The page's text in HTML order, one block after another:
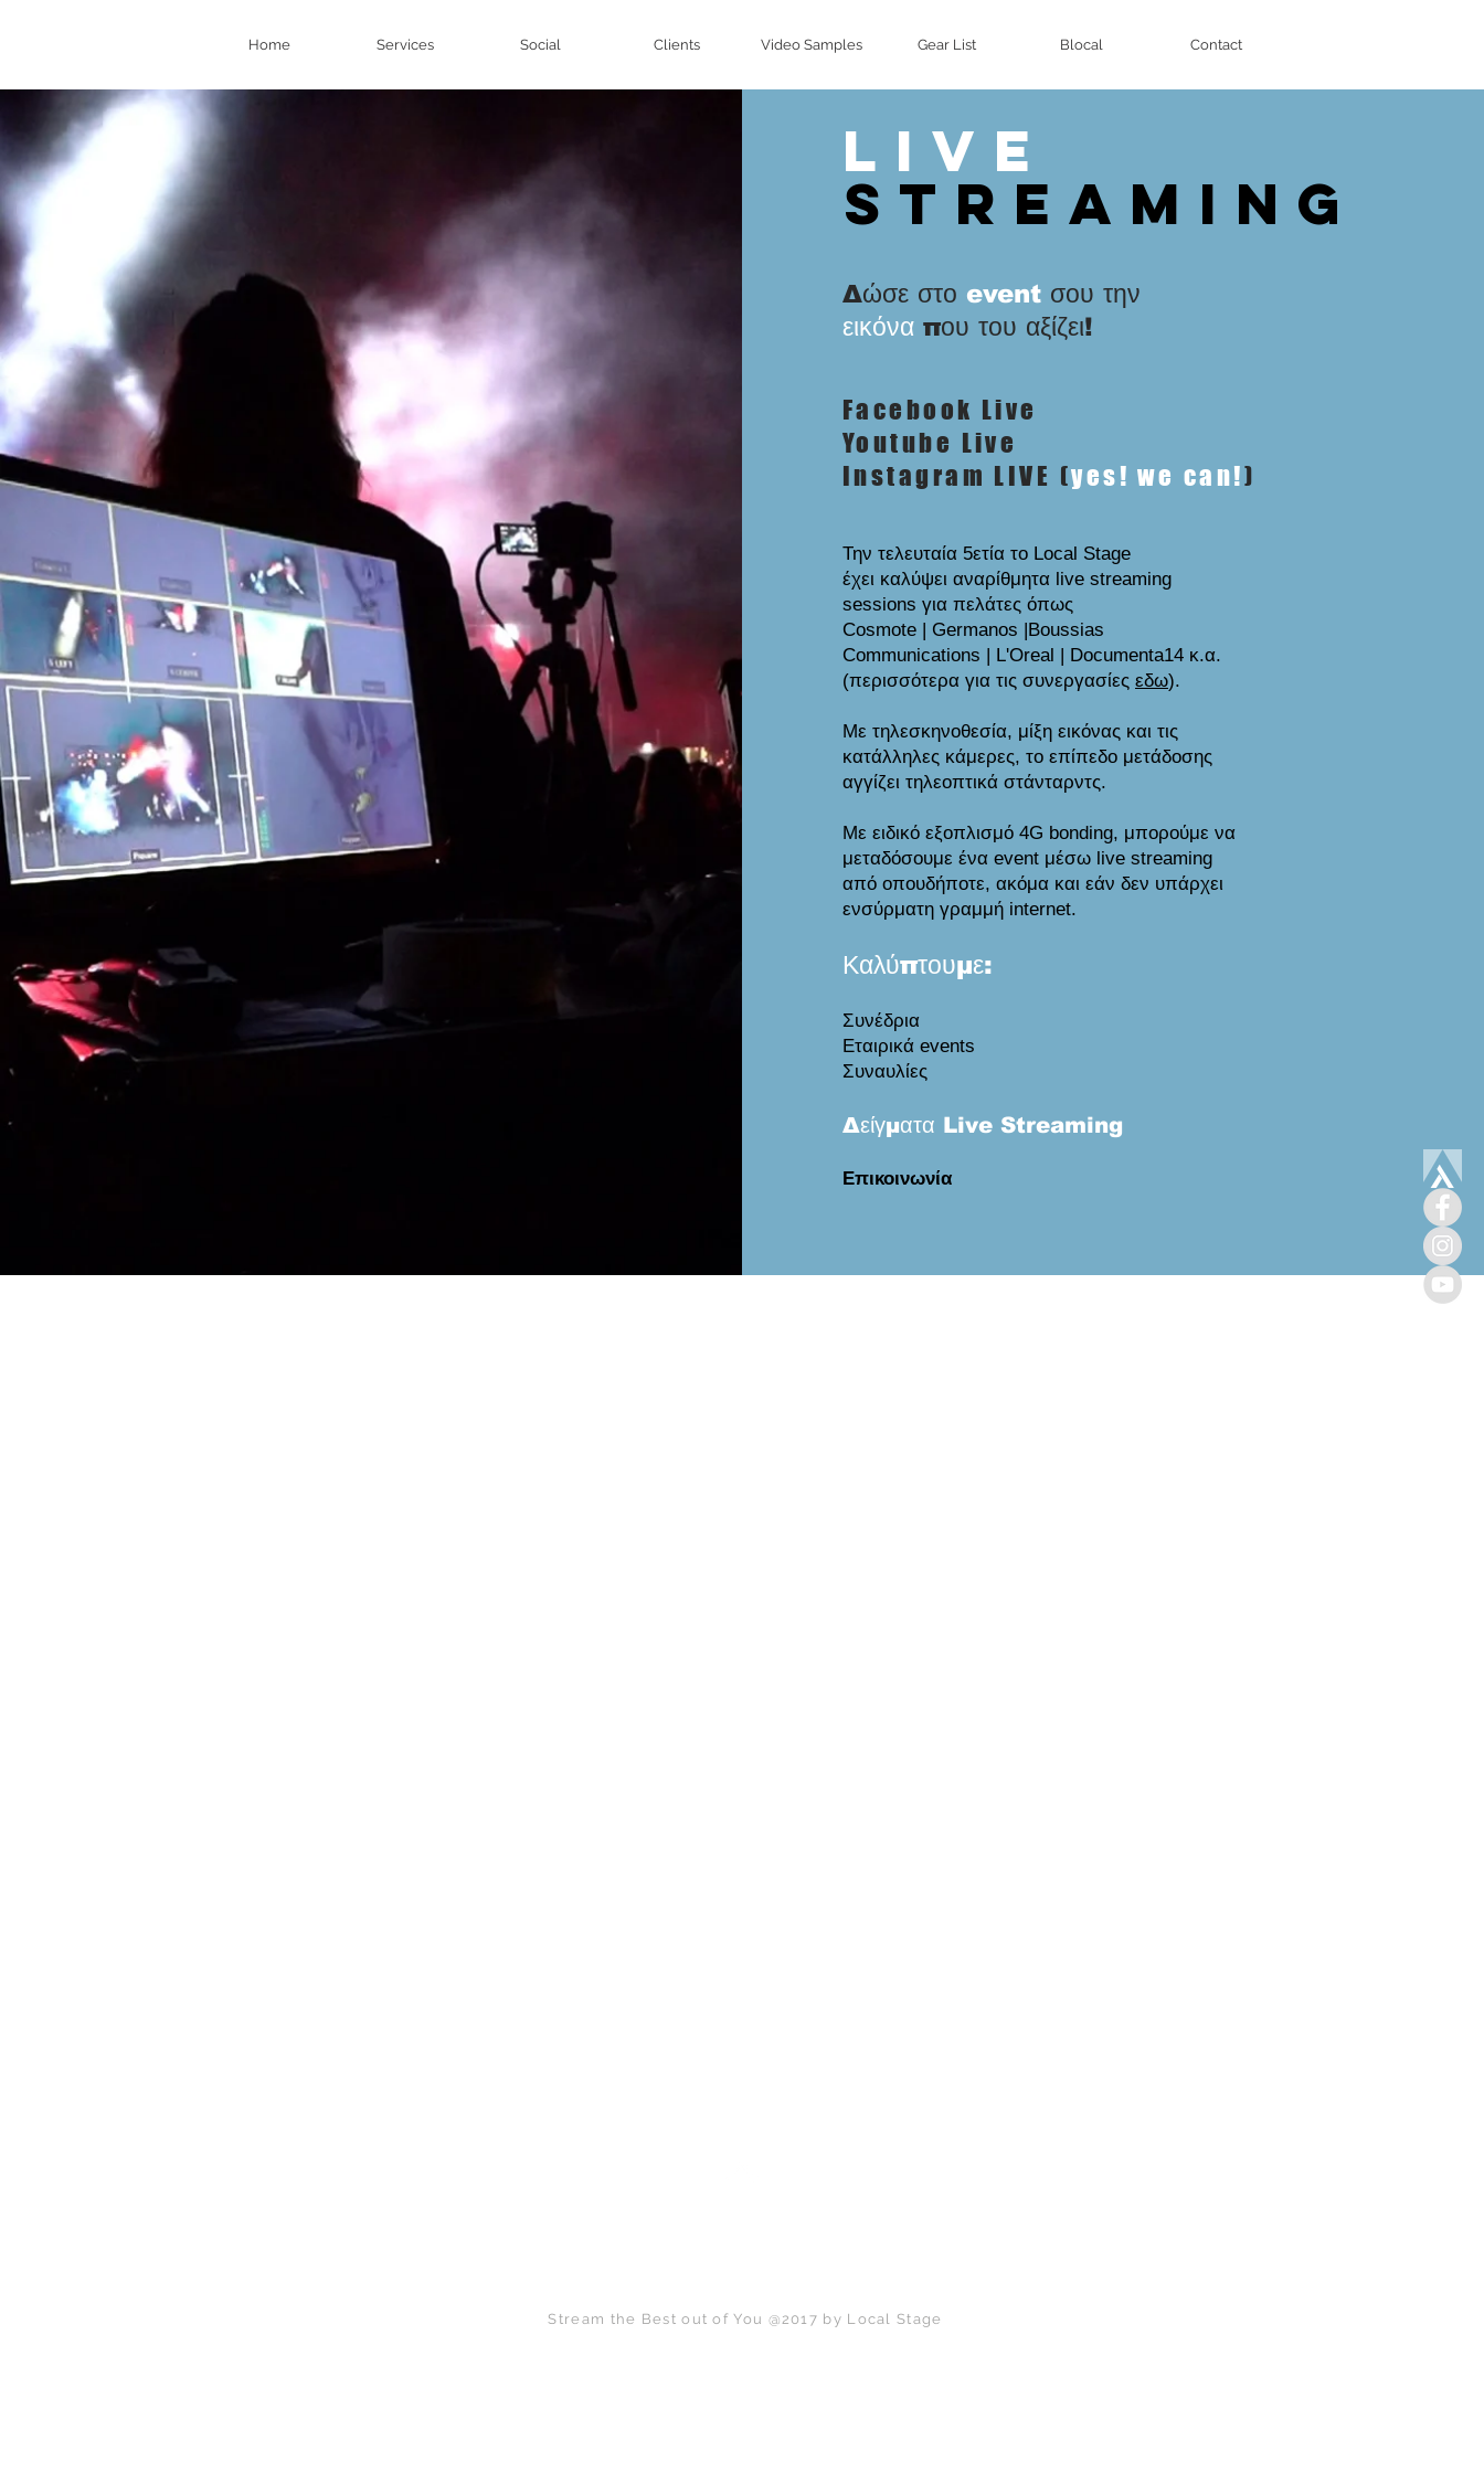
Home Services Social Clients Video Samples Gear List Blocal Contact
Live
Streaming
​Δώσε στο event σου την
εικόνα που του αξίζει!
Facebook Live
Youtube Live
Instagram LIVE (yes! we can!)
Την τελευταία 5ετία το Local Stage
​έχει καλύψει αναρίθμητα live streaming
sessions για πελάτες όπως
Cosmote | Germanos |Boussias
Communications | L'Oreal | Documenta14 κ.α.
(περισσότερα για τις συνεργασίες εδω).
Με τηλεσκηνοθεσία, μίξη εικόνας και τις
κατάλληλες κάμερες, το επίπεδο μετάδοσης
αγγίζει τηλεοπτικά στάνταρντς.
Με ειδικό εξοπλισμό 4G bonding, μπορούμε να
μεταδόσουμε ένα event μέσω live streaming
από οπουδήποτε, ακόμα και εάν δεν υπάρχει
ενσύρματη γραμμή internet.
Καλύπτουμε:
Συνέδρια
Εταιρικά events
Συναυλίες
Δείγματα Live Streaming
Επικοινωνία
Stream the Best out of You @2017 by Local Stage